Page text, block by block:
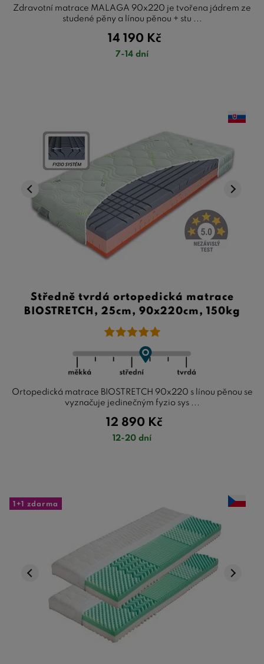
Zdravotní matrace MALAGA 90x220 je tvořena jádrem ze
studené pěny a línou pěnou + stu ...
14 190 Kč
7-14 dní
Středně tvrdá ortopedická matrace
BIOSTRETCH, 25cm, 90x220cm, 150kg
Ortopedická matrace BIOSTRETCH 90x220 s línou pěnou se
vyznačuje jedinečným fyzio sys ...
12 890 Kč
12-20 dní
1+1 zdarma